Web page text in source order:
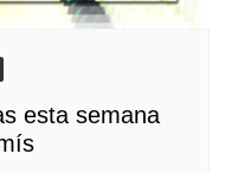
esta semana